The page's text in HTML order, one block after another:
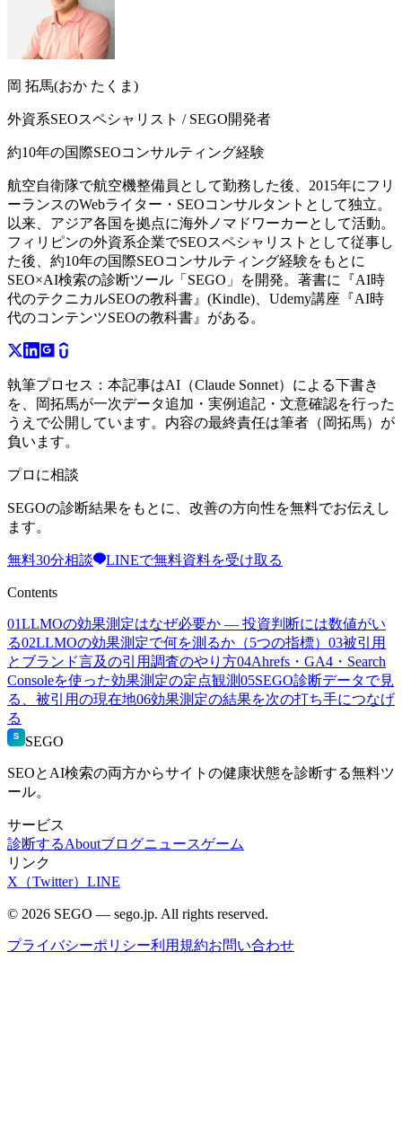
岡 拓馬(おか たくま)
外資系SEOスペシャリスト / SEGO開発者
約10年の国際SEOコンサルティング経験
航空自衛隊で航空機整備員として勤務した後、2015年にフリ
ーランスのWebライター・SEOコンサルタントとして独立。
以来、アジア各国を拠点に海外ノマドワーカーとして活動。
フィリピンの外資系企業でSEOスペシャリストとして従事し
た後、約10年の国際SEOコンサルティング経験をもとに
SEO×AI検索の診断ツール「SEGO」を開発。著書に『AI時
代のテクニカルSEOの教科書』(Kindle)、Udemy講座『AI時
代のコンテンツSEOの教科書』がある。
執筆プロセス： 本記事はAI（Claude Sonnet）による下書き
を、岡拓馬が一次データ追加・実例追記・文意確認を行った
うえで公開しています。内容の最終責任は筆者（岡拓馬）が
負います。
プロに相談
SEGOの診断結果をもとに、改善の方向性を無料でお伝えし
ます。
無料30分相談 LINEで無料資料を受け取る
Contents
01LLMOの効果測定はなぜ必要か — 投資判断には数値がい
る02LLMOの効果測定で何を測るか（5つの指標） 03被引用
とブランド言及の引用調査のやり方04Ahrefs・GA4・Search
Consoleを使った効果測定の定点観測05SEGO診断データで見
る、被引用の現在地06効果測定の結果を次の打ち手につなげ
る
S SEGO
SEOとAI検索の両方からサイトの健康状態を診断する無料ツ
ール。
サービス
診断するAboutブログニュースゲーム
リンク
X（Twitter） LINE
© 2026 SEGO — sego.jp. All rights reserved.
プライバシーポリシー利用規約お問い合わせ